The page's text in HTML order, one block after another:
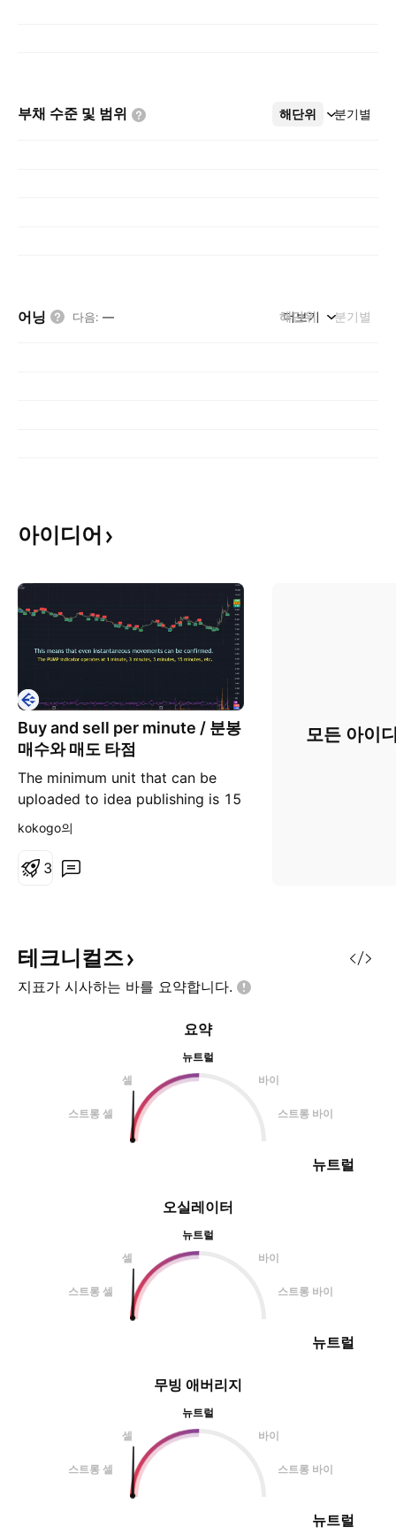
부채 수준 및 범위 해단위 분기별
더보기
어닝 다음: — 해단위 분기별
더보기
아이디어
Buy and sell per minute / 분봉
매수와 매도 타점
The minimum unit that can be
uploaded to idea publishing is 15
minutes, so it is proven in 15
can receive buy and sell signals
펌프 인디케이터는 몇 초 안에도 매
수, 매도 신호를 받을 수 있습니다.
kokogo의
3
모든 아이
테크니컬즈
지표가 시사하는 바를 요약합니다.
오실레이터
뉴트럴
셀
바이
스트롱 셀 스트롱 바이
뉴트럴
요약
뉴트럴
셀
바이
스트롱 셀 스트롱 바이
뉴트럴
무빙 애버리지
뉴트럴
셀
바이
스트롱 셀 스트롱 바이
뉴트럴